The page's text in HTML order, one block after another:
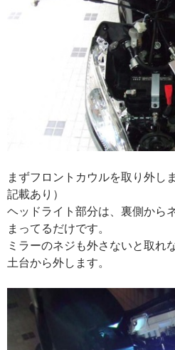
まずフロントカウルを取り外し
記載あり）
ヘッドライト部分は、裏側から
まってるだけです。
ミラーのネジも外さないと取れ
土台から外します。